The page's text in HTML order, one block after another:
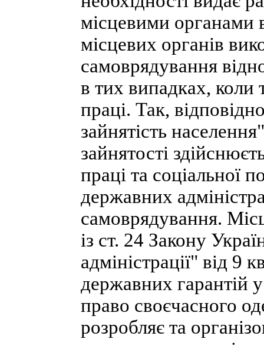
місцевими органами
місцевих органів
самоврядування
в тих випадках, коли
праці. Так,
зайнятість
зайнятості
праці та соціальної
державних
самоврядування.
із ст. 24 Закону
адміністрації" від 9
державних гарантій
право своєчасного
розробляє та